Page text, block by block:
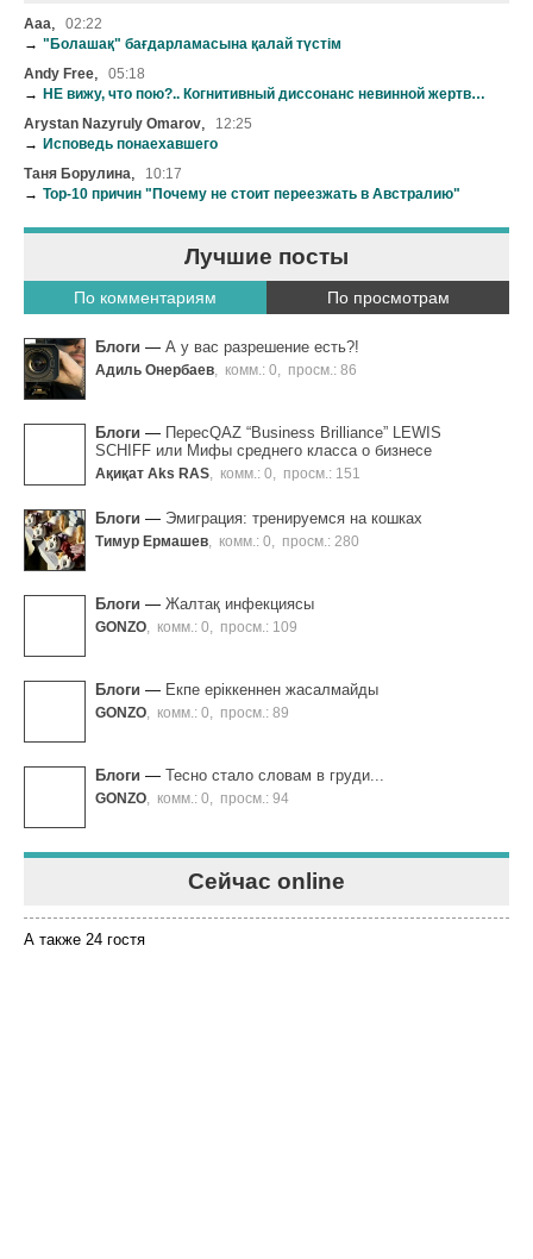
Aaa, 02:22
→ "Болашақ" бағдарламасына қалай түстім
Andy Free, 05:18
→
НЕ вижу, что пою?.. Когнитивный диссонанс невинной жертвы нашей эстрады
Arystan Nazyruly Omarov,
12:25
→
Исповедь понаехавшего
Таня Борулина,
10:17
→ Top-10 причин "Почему не стоит переезжать в Австралию"
Лучшие посты
По комментариям По просмотрам
Блоги — А у вас разрешение есть?!
Адиль Онербаев комм.: 0 просм.: 86
Блоги — ПересQAZ “Business Brilliance” LEWIS
SCHIFF или Мифы среднего класса о бизнесе
Ақиқат Aks RAS комм.: 0 просм.: 151
Блоги — Эмиграция: тренируемся на кошках
Тимур Ермашев комм.: 0 просм.: 280
Блоги — Жалтақ инфекциясы
GONZO комм.: 0 просм.: 109
Блоги — Екпе еріккеннен жасалмайды
GONZO комм.: 0 просм.: 89
Блоги — Тесно стало словам в груди...
GONZO комм.: 0 просм.: 94
Сейчас online
А также 24 гостя